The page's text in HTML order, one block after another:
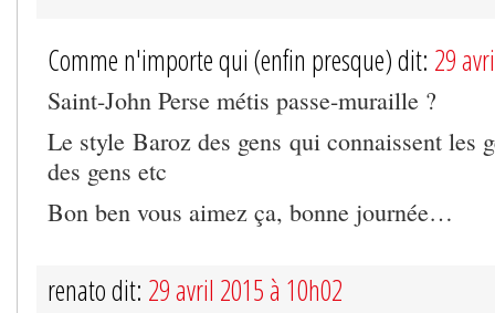
Comme n'importe qui (enfin presque) dit: 29
Saint-John Perse métis passe-muraille ?
Le style Baroz des gens qui connaissent les
des gens etc
Bon ben vous aimez ça, bonne journée…
renato dit: 29 avril 2015 à 10h02